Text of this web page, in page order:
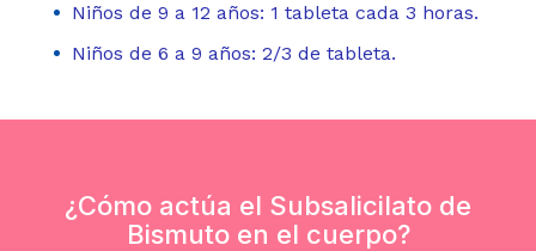
Niños de 9 a 12 años: 1 tableta cada 3 horas.
Niños de 6 a 9 años: 2/3 de tableta.
¿Cómo actúa el Subsalicilato de
Bismuto en el cuerpo?